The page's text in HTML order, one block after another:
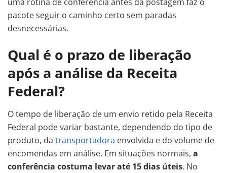
pacote seguir o caminho certo sem paradas
desnecessárias.
Qual é o prazo de liberação
após a análise da Receita
Federal?
O tempo de liberação de um envio retido pela Receita
Federal pode variar bastante, dependendo do tipo de
produto, da transportadora envolvida e do volume de
encomendas em análise. Em situações normais, a
conferência costuma levar até 15 dias úteis. No